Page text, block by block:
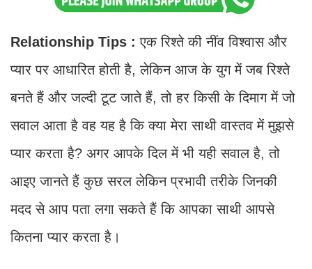
Relationship Tips :एक रिश्ते की नींव विश्वास और
प्यार पर आधारित होती है, लेकिन आज के युग में जब रिश्ते
बनते हैं और जल्दी टूट जाते हैं, तो हर किसी के दिमाग में जो
सवाल आता है वह यह है कि क्या मेरा साथी वास्तव में मुझसे
प्यार करता है? अगर आपके दिल में भी यही सवाल है, तो
आइए जानते हैं कुछ सरल लेकिन प्रभावी तरीके जिनकी
मदद से आप पता लगा सकते हैं कि आपका साथी आपसे
कितना प्यार करता है।